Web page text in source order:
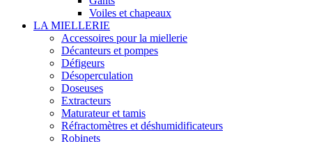
Voiles et chapeaux
LA MIELLERIE
Accessoires pour la miellerie
Décanteurs et pompes
Défigeurs
Désoperculation
Doseuses
Extracteurs
Maturateur et tamis
Réfractomètres et déshumidificateurs
Robinets